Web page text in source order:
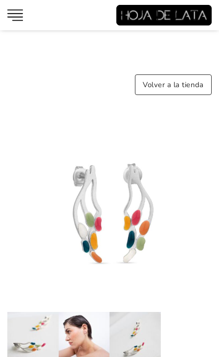
Volver a la tienda